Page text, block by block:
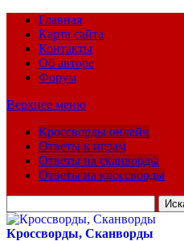
Главная
Карта сайта
Контакты
Об авторе
Форум
Верхнее меню
Кроссворды онлайн
Ответы к играм
Ответы на сканворды
Ответы на кроссворды
для:
Кроссворды, Сканворды